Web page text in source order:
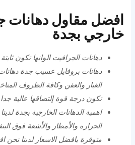
افضل مقاول دهانات
خارجي بجدة
دهانات الجرافيت الوانها تكون
دهانات بروفايل عسيب جدة
الغبار والعفن وكافة الظروف
تكون درجة قوة إلتصاقها عالية
اهمية الدهانات الخارجية بجدة
الحراره والأمطار والأشعة فوق
متوفرة بافضل الاسعار لدىنا